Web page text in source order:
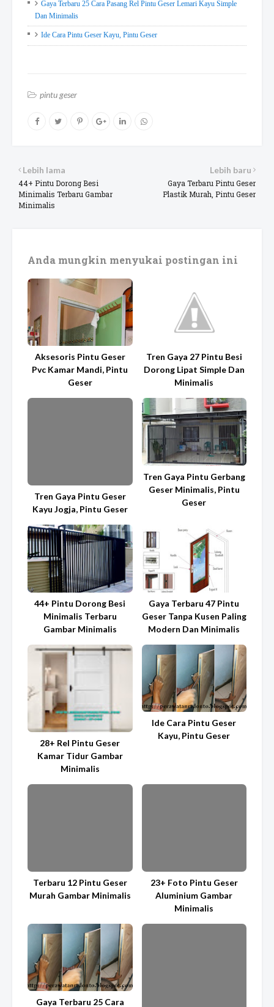
Gaya Terbaru 25 Cara Pasang Rel Pintu Geser Lemari Kayu Simple
Dan Minimalis
Ide Cara Pintu Geser Kayu, Pintu Geser
pintu geser
Lebih baru
Gaya Terbaru Pintu Geser
Plastik Murah, Pintu Geser
Lebih lama
44+ Pintu Dorong Besi
Minimalis Terbaru Gambar
Minimalis
Anda mungkin menyukai postingan ini
Aksesoris Pintu Geser
Pvc Kamar Mandi, Pintu
Geser
Tren Gaya 27 Pintu Besi
Dorong Lipat Simple Dan
Minimalis
Tren Gaya Pintu Geser
Kayu Jogja, Pintu Geser
Tren Gaya Pintu Gerbang
Geser Minimalis, Pintu
Geser
44+ Pintu Dorong Besi
Minimalis Terbaru
Gambar Minimalis
Gaya Terbaru 47 Pintu
Geser Tanpa Kusen Paling
Modern Dan Minimalis
28+ Rel Pintu Geser
Kamar Tidur Gambar
Minimalis
Ide Cara Pintu Geser
Kayu, Pintu Geser
Terbaru 12 Pintu Geser
Murah Gambar Minimalis
23+ Foto Pintu Geser
Aluminium Gambar
Minimalis
Gaya Terbaru 25 Cara